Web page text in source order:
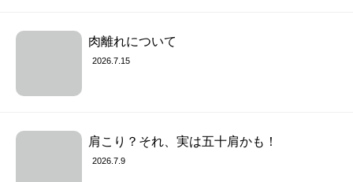
肉離れについて
2026.7.15
肩こり？それ、実は五十肩かも！
2026.7.9